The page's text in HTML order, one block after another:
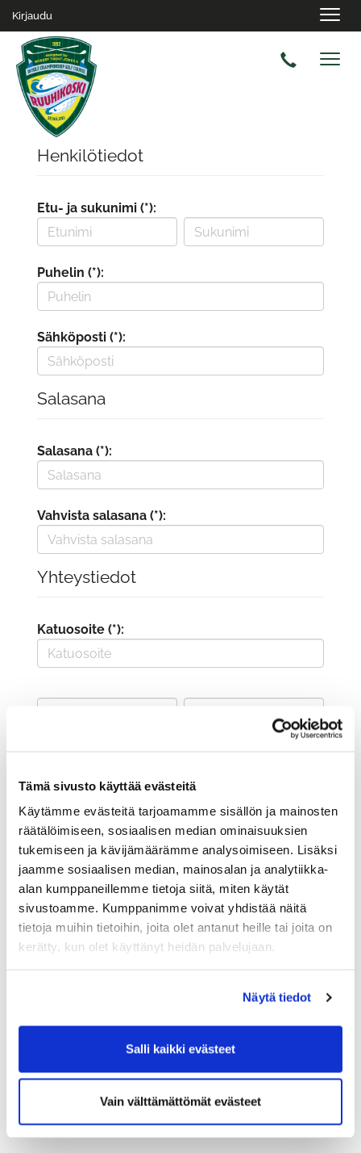
Tämä sivusto käyttää evästeitä
Käytämme evästeitä tarjoamamme sisällön ja mainosten
räätälöimiseen, sosiaalisen median ominaisuuksien
tukemiseen ja kävijämäärämme analysoimiseen. Lisäksi
jaamme sosiaalisen median, mainosalan ja analytiikka-
alan kumppaneillemme tietoja siitä, miten käytät
sivustoamme. Kumppanimme voivat yhdistää näitä
tietoja muihin tietoihin, joita olet antanut heille tai joita on
kerätty, kun olet käyttänyt heidän palvelujaan.
Näytä tiedot
Salli kaikki evästeet
Vain välttämättömät evästeet
Kirjaudu
Henkilötiedot
Etu- ja sukunimi (*):
Puhelin (*):
Sähköposti (*):
Salasana
Salasana (*):
Vahvista salasana (*):
Yhteystiedot
Katuosoite (*):
Golf jäsenyys
Valitse seura:
Jäsennumero: